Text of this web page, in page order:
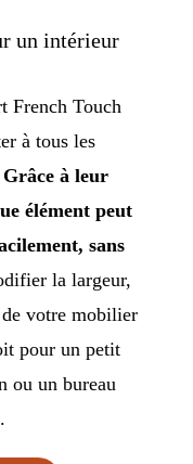
un intérieur
French Touch
à tous les
Grâce à leur
élément peut
sans
la largeur,
votre mobilier
pour un petit
ou un bureau